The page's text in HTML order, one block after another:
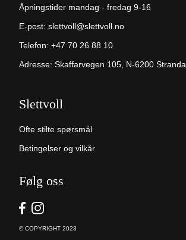
Åpningstider mandag - fredag 9-16
E-post: slettvoll@slettvoll.no
Telefon: +47 70 26 88 10
Adresse: Skaffarvegen 105, N-6200 Stranda
Slettvoll
Ofte stilte spørsmål
Betingelser og vilkår
Følg oss
© COPYRIGHT 2023